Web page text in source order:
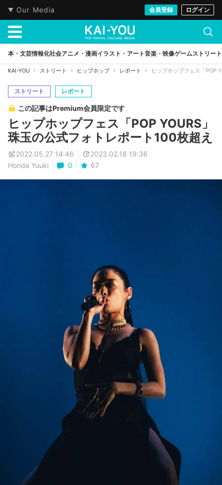
Our Media 会員登録 ログイン
本・文芸情報化社会アニメ・漫画イラスト・アート音楽・映像ゲームストリート
KAI-YOU ストリート ヒップホップ レポート ヒップホップフェス「POP
ストリート レポート
この記事はPremium会員限定です
ヒップホップフェス「POP YOURS」
珠玉の公式フォトレポート100枚超え
2022.05.27 14:46
2023.02.18 19:36
Honda Yuuki
0 67